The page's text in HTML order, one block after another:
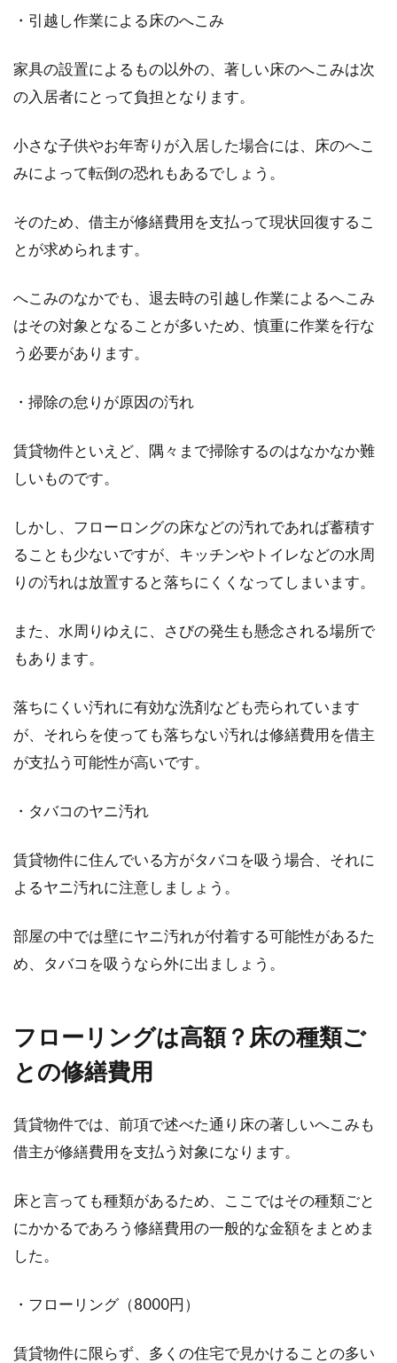
・引越し作業による床のへこみ
家具の設置によるもの以外の、著しい床のへこみは次
の入居者にとって負担となります。
小さな子供やお年寄りが入居した場合には、床のへこ
みによって転倒の恐れもあるでしょう。
そのため、借主が修繕費用を支払って現状回復するこ
とが求められます。
へこみのなかでも、退去時の引越し作業によるへこみ
はその対象となることが多いため、慎重に作業を行な
う必要があります。
・掃除の怠りが原因の汚れ
賃貸物件といえど、隅々まで掃除するのはなかなか難
しいものです。
しかし、フローロングの床などの汚れであれば蓄積す
ることも少ないですが、キッチンやトイレなどの水周
りの汚れは放置すると落ちにくくなってしまいます。
また、水周りゆえに、さびの発生も懸念される場所で
もあります。
落ちにくい汚れに有効な洗剤なども売られています
が、それらを使っても落ちない汚れは修繕費用を借主
が支払う可能性が高いです。
・タバコのヤニ汚れ
賃貸物件に住んでいる方がタバコを吸う場合、それに
よるヤニ汚れに注意しましょう。
部屋の中では壁にヤニ汚れが付着する可能性があるた
め、タバコを吸うなら外に出ましょう。
フローリングは高額？床の種類ご
との修繕費用
賃貸物件では、前項で述べた通り床の著しいへこみも
借主が修繕費用を支払う対象になります。
床と言っても種類があるため、ここではその種類ごと
にかかるであろう修繕費用の一般的な金額をまとめま
した。
・フローリング（8000円）
賃貸物件に限らず、多くの住宅で見かけることの多い